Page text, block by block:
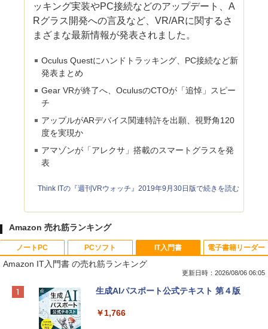
ッキング実装やPC接続などのアップデート、A
Rグラス開発への言及など、VR/ARに関するさ
まざまな最新情報が発表されました。
Oculus Questにハンドトラッキング、PC接続など新
発表まとめ
Gear VRが終了へ、OculusのCTOが「追悼」スピー
チ
アップルがARデバイス関連特許を出願、視野角120
度を実現か
アマゾンが「アレクサ」搭載のスマートグラスを発
表
Think ITの『週刊VRウォッチ』2019年9月30日版で続きを読む
Amazon 売れ筋ランキング
ノートPC
Apple 2026 MacBook Neo A18 Proチッ
e Intelligenceのために設計、Liquid Ret
PCソフト
Xbox プリペイドカード 10,000円 デジタ
ンラインコード]
IT入門書
Amazon IT入門書 の売れ筋ランキング
更新日時：2026/08/06 06:05
生成AIパスポート公式テキスト 第４版
￥1,766
電子書籍リーダー